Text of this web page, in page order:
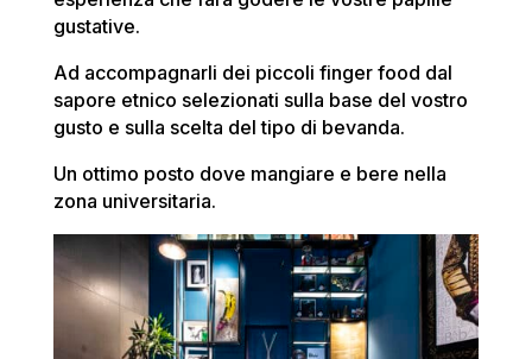
gustative.
Ad accompagnarli dei piccoli finger food dal
sapore etnico selezionati sulla base del vostro
gusto e sulla scelta del tipo di bevanda.
Un ottimo posto dove mangiare e bere nella
zona universitaria.